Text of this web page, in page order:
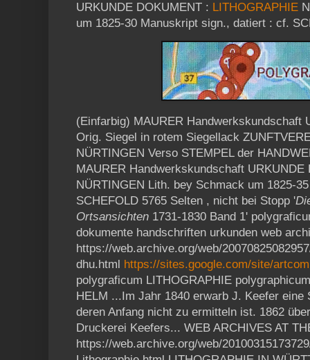
URKUNDE DOKUMENT : LITHOGRAPHIE
um 1825-30 Manuskript sign., datiert : cf.
(Einfarbig) MAURER Handwerkskundschaft
Orig. Siegel in rotem Siegellack
NÜRTINGEN Verso STEMPEL der
MAURER Handwerkskundschaft
NÜRTINGEN Lith. bey Schmack um 1825-
SCHEFOLD 5765 Selten , nicht bei Stopp '
Ortsansichten 1731-1830 Band 1'
dokumente handschriften urkunden web
https://web.archive.org/web/
dhu.html https://sites.google.com/site/
polygraficum LITHOGRAPHIE
HELM ...Im Jahr 1840 erwarb J. Keefer
deren Anfang nicht zu ermitteln ist. 1862
Druckerei Keefers... WEB ARCHIVES AT
https://web.archive.org/web/